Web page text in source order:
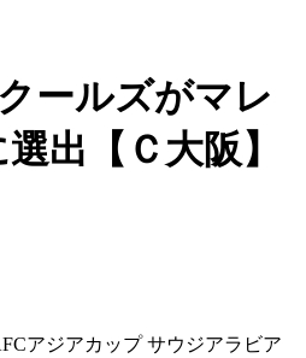
ールズがマレ
出【Ｃ大阪】
アジアカップ サウジアラビア